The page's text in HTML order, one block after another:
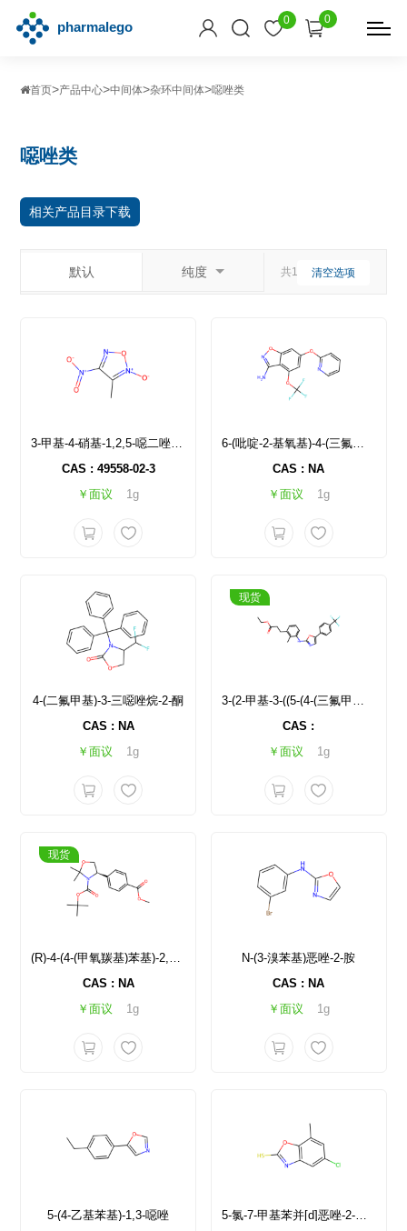
0 0
首页>产品中心>中间体>杂环中间体>噁唑类
噁唑类
相关产品目录下载
默认 纯度 共13个相关产品
清空选项
3-甲基-4-硝基-1,2,5-噁二唑 2-氧化物
CAS : 49558-02-3
￥面议
1g
6-(吡啶-2-基氧基)-4-(三氟甲氧基)苯并[d]异噁唑-3-胺
CAS : NA
￥面议
1g
4-(二氟甲基)-3-三噁唑烷-2-酮
CAS : NA
￥面议
1g
现货
3-(2-甲基-3-((5-(4-(三氟甲基)苯基)恶唑-2-基)氨基)苯基)丙酸乙酯
CAS :
￥面议
1g
现货
(R)-4-(4-(甲氧羰基)苯基)-2,2-二甲基噁唑烷-3-羧酸叔丁酯
CAS : NA
￥面议
1g
N-(3-溴苯基)恶唑-2-胺
CAS : NA
￥面议
1g
5-(4-乙基苯基)-1,3-噁唑
5-氯-7-甲基苯并[d]恶唑-2-硫醇